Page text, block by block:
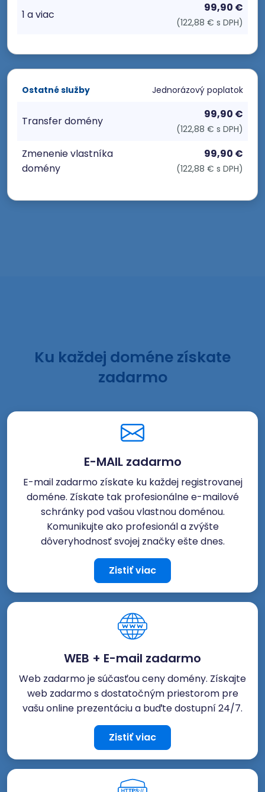
1 a viac
99,90 €
(122,88 € s DPH)
Ostatné služby Jednorázový poplatok
Transfer domény
99,90 €
(122,88 € s DPH)
Zmenenie vlastníka
domény
99,90 €
(122,88 € s DPH)
Ku každej doméne získate
zadarmo
E-MAIL zadarmo
E-mail zadarmo získate ku každej registrovanej
doméne. Získate tak profesionálne e-mailové
schránky pod vašou vlastnou doménou.
Komunikujte ako profesionál a zvýšte
dôveryhodnosť svojej značky ešte dnes.
Zistiť viac
WEB + E-mail zadarmo
Web zadarmo je súčasťou ceny domény. Získajte
web zadarmo s dostatočným priestorom pre
vašu online prezentáciu a buďte dostupní 24/7.
Zistiť viac